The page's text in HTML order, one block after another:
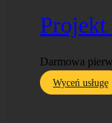
Projekt
Darmowa
Wyceń usługę